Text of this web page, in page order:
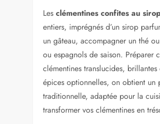
Lesclémentines confites au
entiers, imprégnés d’un sirop
un gâteau, accompagner un thé
ou espagnols de saison. Préparer
clémentines translucides,
épices optionnelles, on obtient un
traditionnelle, adaptée pour la
transformer vos clémentines en